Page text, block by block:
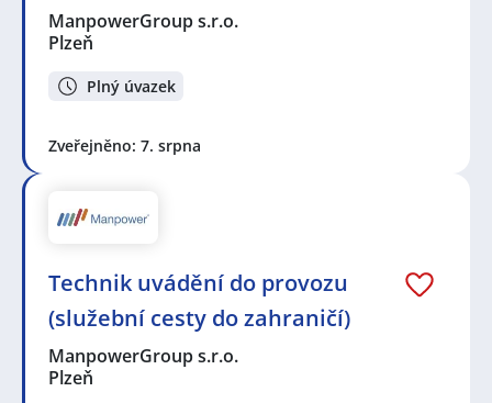
ManpowerGroup s.r.o.
Plzeň
Plný úvazek
Zveřejněno: 7. srpna
Technik uvádění do provozu
(služební cesty do zahraničí)
ManpowerGroup s.r.o.
Plzeň